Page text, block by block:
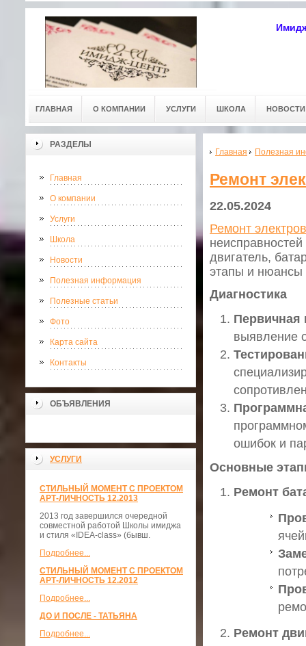
ГЛАВНАЯ О КОМПАНИИ УСЛУГИ ШКОЛА НОВОСТИ
РАЗДЕЛЫ
Главная
О компании
Услуги
Школа
Новости
Полезная информация
Полезные статьи
Фото
Карта сайта
Контакты
ОБЪЯВЛЕНИЯ
УСЛУГИ
СТИЛЬНЫЙ МОМЕНТ С ПРОЕКТОМ
АРТ-ЛИЧНОСТЬ 12.2013
2013 год завершился очередной
совместной работой Школы имиджа
и стиля «IDEA-class» (бывш.
Подробнее...
СТИЛЬНЫЙ МОМЕНТ С ПРОЕКТОМ
АРТ-ЛИЧНОСТЬ 12.2012
Подробнее...
ДО И ПОСЛЕ - ТАТЬЯНА
Подробнее...
Главная Полезная
Ремонт
22.05.2024
Ремонт
двигатель,
этапы и нюансы
Диагностика
Первичная
выявление
ошибок и
Основные
Ремонт
Ремонт